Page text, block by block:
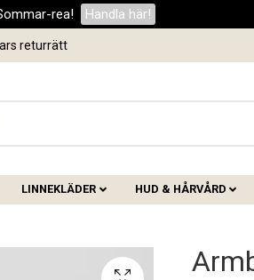
rea! Handla här!
returrätt
LINNEKLÄDER HUD & HÅRVÅRD